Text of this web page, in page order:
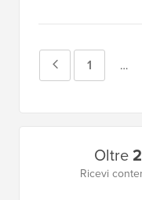
PaginaPagina
1 …
Oltre
Ricevi